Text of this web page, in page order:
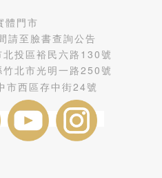
體門市
請至臉書查詢公告
北投區裕民六路130號
竹北市光明一路250號
市西區存中街24號